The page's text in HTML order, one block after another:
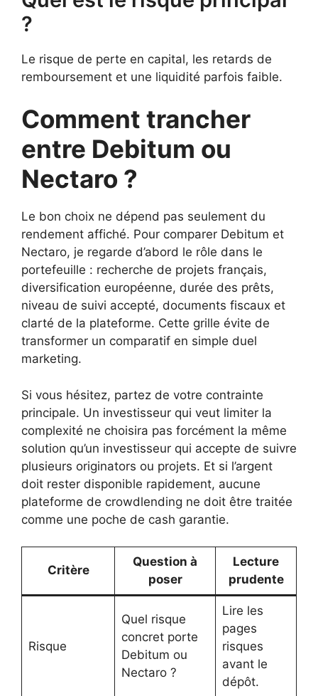
?
Le risque de perte en capital, les retards de
remboursement et une liquidité parfois faible.
Comment trancher
entre Debitum ou
Nectaro ?
Le bon choix ne dépend pas seulement du
rendement affiché. Pour comparer Debitum et
Nectaro, je regarde d’abord le rôle dans le
portefeuille : recherche de projets français,
diversification européenne, durée des prêts,
niveau de suivi accepté, documents fiscaux et
clarté de la plateforme. Cette grille évite de
transformer un comparatif en simple duel
marketing.
Si vous hésitez, partez de votre contrainte
principale. Un investisseur qui veut limiter la
complexité ne choisira pas forcément la même
solution qu’un investisseur qui accepte de suivre
plusieurs originators ou projets. Et si l’argent
doit rester disponible rapidement, aucune
plateforme de crowdlending ne doit être traitée
comme une poche de cash garantie.
Critère
Question à
poser
Lecture
prudente
Risque
Quel risque
concret porte
Debitum ou
Nectaro ?
Lire les
pages
risques
avant le
dépôt.